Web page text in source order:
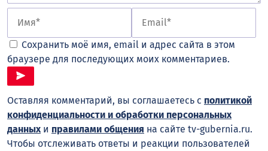
Сохранить моё имя, email и адрес сайта в этом
браузере для последующих моих комментариев.
Оставляя комментарий, вы соглашаетесь с политикой
конфиденциальности и обработки персональных
данных и правилами общения на сайте tv-gubernia.ru.
Чтобы отслеживать ответы и реакции пользователей